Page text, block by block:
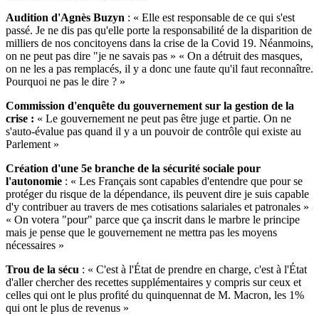
Audition d'Agnès Buzyn : « Elle est responsable de ce qui s'est
passé. Je ne dis pas qu'elle porte la responsabilité de la disparition de
milliers de nos concitoyens dans la crise de la Covid 19. Néanmoins,
on ne peut pas dire "je ne savais pas » « On a détruit des masques,
on ne les a pas remplacés, il y a donc une faute qu'il faut reconnaître.
Pourquoi ne pas le dire ? »
Commission d'enquête du gouvernement sur la gestion de la
crise : « Le gouvernement ne peut pas être juge et partie. On ne
s'auto-évalue pas quand il y a un pouvoir de contrôle qui existe au
Parlement »
Création d'une 5e branche de la sécurité sociale pour
l'autonomie : « Les Français sont capables d'entendre que pour se
protéger du risque de la dépendance, ils peuvent dire je suis capable
d'y contribuer au travers de mes cotisations salariales et patronales »
« On votera "pour" parce que ça inscrit dans le marbre le principe
mais je pense que le gouvernement ne mettra pas les moyens
nécessaires »
Trou de la sécu : « C'est à l'État de prendre en charge, c'est à l'État
d'aller chercher des recettes supplémentaires y compris sur ceux et
celles qui ont le plus profité du quinquennat de M. Macron, les 1%
qui ont le plus de revenus »